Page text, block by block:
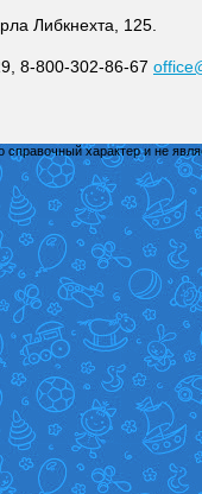
Либкнехта, 125.
8-800-302-86-67
характер и не